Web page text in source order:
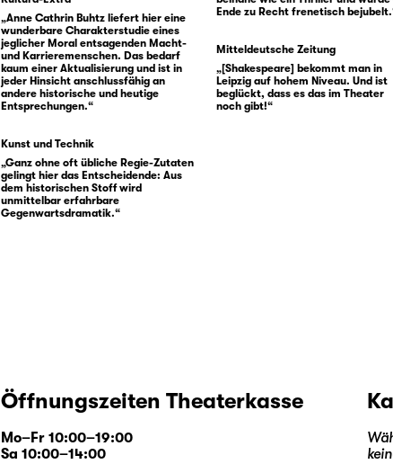
„Anne Cathrin Buhtz liefert hier eine
wunderbare Charakterstudie eines
jeglicher Moral entsagenden Macht-
und Karrieremenschen. Das bedarf
kaum einer Aktualisierung und ist in
jeder Hinsicht anschlussfähig an
andere historische und heutige
Entsprechungen.“
Kunst und Technik
„Ganz ohne oft übliche Regie-Zutaten
gelingt hier das Entscheidende: Aus
dem historischen Stoff wird
unmittelbar erfahrbare
Gegenwartsdramatik.“
Ende zu Recht frenetisch
Mitteldeutsche Zeitung
„[Shakespeare] bekommt man in
Leipzig auf hohem Niveau. Und ist
beglückt, dass es das im Theater
noch gibt!“
Öffnungszeiten Theaterkasse
Mo–Fr 10:00–19:00
Sa 10:00–14:00